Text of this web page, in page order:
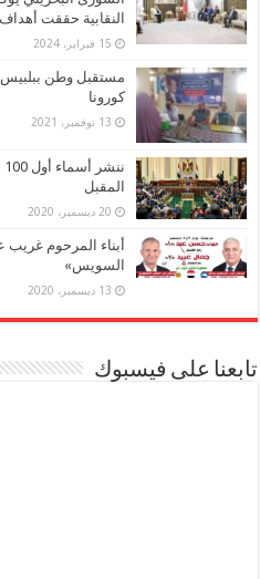
النقابية حققت
15 فبراير، 2024
مستقبل وطن ببلبيس
كورونا
13 نوفمبر، 2021
المقبل
20 ديسمبر، 2020
أبناء المرحوم غريب
السويس»
13 ديسمبر، 2020
تابعنا على فيسبوك